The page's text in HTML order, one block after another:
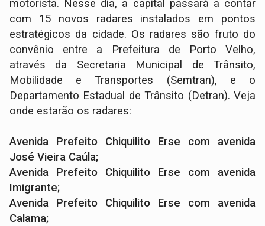
motorista. Nesse dia, a capital passará a contar
com 15 novos radares instalados em pontos
estratégicos da cidade. Os radares são fruto do
convênio entre a Prefeitura de Porto Velho,
através da Secretaria Municipal de Trânsito,
Mobilidade e Transportes (Semtran), e o
Departamento Estadual de Trânsito (Detran). Veja
onde estarão os radares:
Avenida Prefeito Chiquilito Erse com avenida
José Vieira Caúla;
Avenida Prefeito Chiquilito Erse com avenida
Imigrante;
Avenida Prefeito Chiquilito Erse com avenida
Calama;